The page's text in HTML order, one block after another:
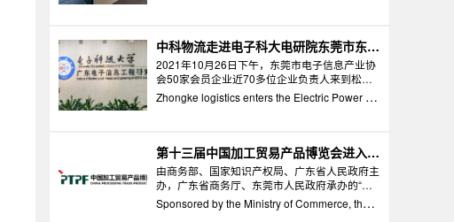
品行业和设备制造业提供长期服务 划译 Zhongk
e Logistics has continuously gained market re
cognition for its strategic positioning as a "relia
ble logistics supplier" over the years, providing
ustry, and equipment manufacturing industry
中科物流走进电子科大电研院东莞市东电
检测
2021年10月26日下午，东莞市电子信息产业协
会50家会员企业近70多位企业负责人来到松山
湖产业园，电子科大电研院东莞市东电检测技术
有限公司，参加了协会组织的第39期走进优秀
Zhongke logistics enters the Electric Power Re
dian Testing Co., Ltd
第十三届中国加工贸易产品博览会进入招
商咨询阶段
由商务部、国家知识产权局、广东省人民政府主
办，广东省商务厅、东莞市人民政府承办的“第
十三届中国加工贸易产品博览会”现已进入招商
咨询阶段。
Sponsored by the Ministry of Commerce, the S